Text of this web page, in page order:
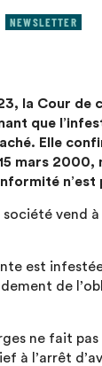
NEWSLETTER
la Cour de
que
Elle
mars
n’est
société
est
de
ne fait
à l’arrêt